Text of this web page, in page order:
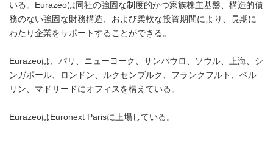
いる。Eurazeoは同社の強固な制度的かつ家族株主基盤、構造的債
務のない強固な財務構造、および柔軟な投資期間により、長期に
わたり企業をサポートすることができる。
Eurazeoは、パリ、ニューヨーク、サンパウロ、ソウル、上海、シ
ンガポール、ロンドン、ルクセンブルク、フランクフルト、ベル
リン、マドリードにオフィスを構えている。
EurazeoはEuronext Parisに上場している。